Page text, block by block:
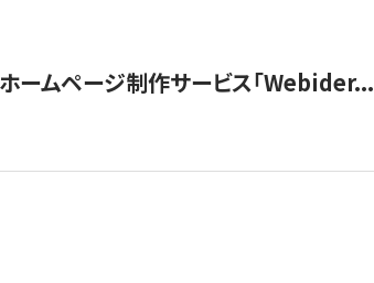
ームページ制作サービス「Webider...